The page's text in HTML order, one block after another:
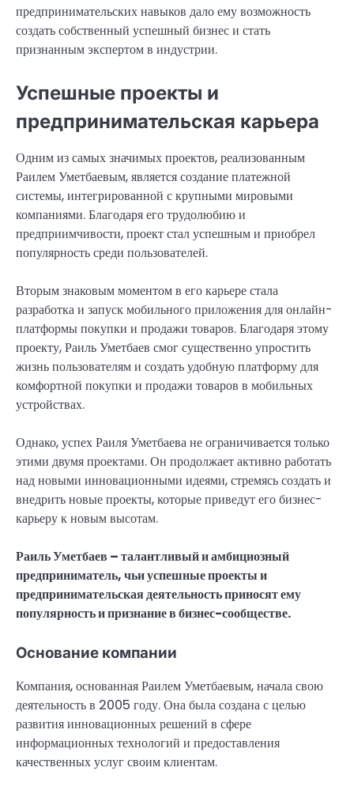
предпринимательских навыков дало ему возможность
создать собственный успешный бизнес и стать
признанным экспертом в индустрии.
Успешные проекты и
предпринимательская карьера
Одним из самых значимых проектов, реализованным
Раилем Уметбаевым, является создание платежной
системы, интегрированной с крупными мировыми
компаниями. Благодаря его трудолюбию и
предприимчивости, проект стал успешным и приобрел
популярность среди пользователей.
Вторым знаковым моментом в его карьере стала
разработка и запуск мобильного приложения для онлайн-
платформы покупки и продажи товаров. Благодаря этому
проекту, Раиль Уметбаев смог существенно упростить
жизнь пользователям и создать удобную платформу для
комфортной покупки и продажи товаров в мобильных
устройствах.
Однако, успех Раиля Уметбаева не ограничивается только
этими двумя проектами. Он продолжает активно работать
над новыми инновационными идеями, стремясь создать и
внедрить новые проекты, которые приведут его бизнес-
карьеру к новым высотам.
Раиль Уметбаев – талантливый и амбициозный
предприниматель, чьи успешные проекты и
предпринимательская деятельность приносят ему
популярность и признание в бизнес-сообществе.
Основание компании
Компания, основанная Раилем Уметбаевым, начала свою
деятельность в 2005 году. Она была создана с целью
развития инновационных решений в сфере
информационных технологий и предоставления
качественных услуг своим клиентам.